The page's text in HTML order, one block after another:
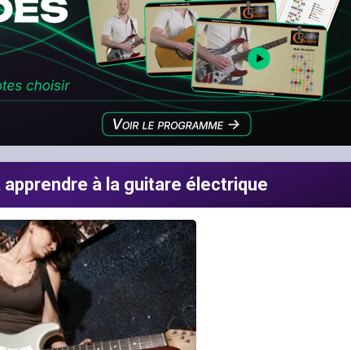
à la guitare électrique